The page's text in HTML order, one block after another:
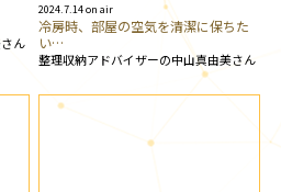
ん
2024.7.14 on air
冷房時、部屋の空気を清潔に保ちた
い…
整理収納アドバイザーの中山真由美さん